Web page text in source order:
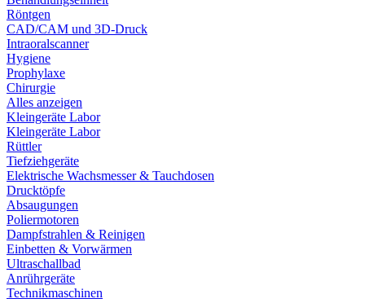
Röntgen
CAD/CAM und 3D-Druck
Intraoralscanner
Hygiene
Prophylaxe
Chirurgie
Alles anzeigen
Kleingeräte Labor
Kleingeräte Labor
Rüttler
Tiefziehgeräte
Elektrische Wachsmesser & Tauchdosen
Drucktöpfe
Absaugungen
Poliermotoren
Dampfstrahlen & Reinigen
Einbetten & Vorwärmen
Ultraschallbad
Anrührgeräte
Technikmaschinen